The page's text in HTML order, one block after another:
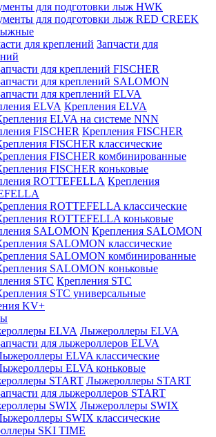
для подготовки лыж HWK
для подготовки лыж RED CREEK
Запчасти для
для креплений FISCHER
для креплений SALOMON
для креплений ELVA
Крепления ELVA
ELVA на системе NNN
Крепления FISCHER
FISCHER классические
FISCHER комбинированные
FISCHER коньковые
Крепления
ROTTEFELLA классические
ROTTEFELLA коньковые
Крепления SALOMON
SALOMON классические
SALOMON комбинированные
SALOMON коньковые
Крепления STC
STC универсальные
KV+
Лыжероллеры ELVA
для лыжероллеров ELVA
ELVA классические
ELVA коньковые
Лыжероллеры START
для лыжероллеров START
Лыжероллеры SWIX
SWIX классические
SKI TIME